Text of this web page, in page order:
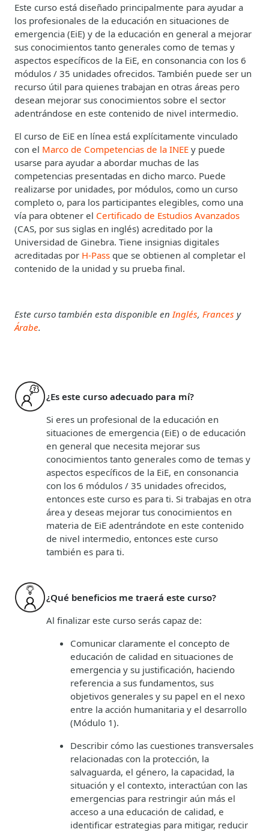
Este curso está diseñado principalmente para ayudar a
los profesionales de la educación en situaciones de
emergencia (EiE) y de la educación en general a mejorar
sus conocimientos tanto generales como de temas y
aspectos específicos de la EiE, en consonancia con los 6
módulos / 35 unidades ofrecidos. También puede ser un
recurso útil para quienes trabajan en otras áreas pero
desean mejorar sus conocimientos sobre el sector
adentrándose en este contenido de nivel intermedio.
El curso de EiE en línea está explícitamente vinculado
con el Marco de Competencias de la INEE y puede
usarse para ayudar a abordar muchas de las
competencias presentadas en dicho marco. Puede
realizarse por unidades, por módulos, como un curso
completo o, para los participantes elegibles, como una
vía para obtener el Certificado de Estudios Avanzados
(CAS, por sus siglas en inglés) acreditado por la
Universidad de Ginebra. Tiene insignias digitales
acreditadas por H-Pass que se obtienen al completar el
contenido de la unidad y su prueba final.
Este curso también esta disponible en Inglés, Frances y
Árabe.
¿Es este curso adecuado para mí?
Si eres un profesional de la educación en
situaciones de emergencia (EiE) o de educación
en general que necesita mejorar sus
conocimientos tanto generales como de temas y
aspectos específicos de la EiE, en consonancia
con los 6 módulos / 35 unidades ofrecidos,
entonces este curso es para ti. Si trabajas en otra
área y deseas mejorar tus conocimientos en
materia de EiE adentrándote en este contenido
de nivel intermedio, entonces este curso
también es para ti.
¿Qué beneficios me traerá este curso?
Al finalizar este curso serás capaz de:
Comunicar claramente el concepto de
educación de calidad en situaciones de
emergencia y su justificación, haciendo
referencia a sus fundamentos, sus
objetivos generales y su papel en el nexo
entre la acción humanitaria y el desarrollo
(Módulo 1).
Describir cómo las cuestiones transversales
relacionadas con la protección, la
salvaguarda, el género, la capacidad, la
situación y el contexto, interactúan con las
emergencias para restringir aún más el
acceso a una educación de calidad, e
identificar estrategias para mitigar, reducir